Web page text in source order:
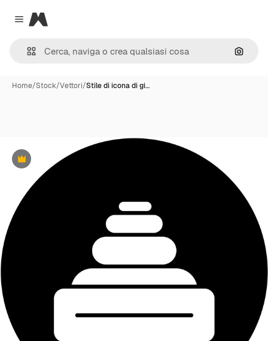
Close menu
Magnific
Cerca
Home/Stock/Vettori/Stile di icona di gi…
Premium